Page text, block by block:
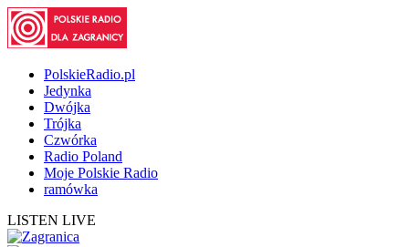
PolskieRadio.pl
Jedynka
Dwójka
Trójka
Czwórka
Radio Poland
Moje Polskie Radio
ramówka
LISTEN LIVE